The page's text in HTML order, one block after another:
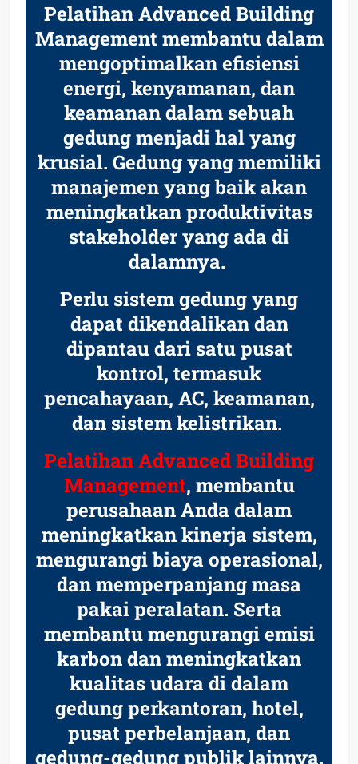
Pelatihan Advanced Building
Management membantu dalam
mengoptimalkan efisiensi
energi, kenyamanan, dan
keamanan dalam sebuah
gedung menjadi hal yang
krusial. Gedung yang memiliki
manajemen yang baik akan
meningkatkan produktivitas
stakeholder yang ada di
dalamnya.
Perlu sistem gedung yang
dapat dikendalikan dan
dipantau dari satu pusat
kontrol, termasuk
pencahayaan, AC, keamanan,
dan sistem kelistrikan.
Pelatihan Advanced Building
Management, membantu
perusahaan Anda dalam
meningkatkan kinerja sistem,
mengurangi biaya operasional,
dan memperpanjang masa
pakai peralatan. Serta
membantu mengurangi emisi
karbon dan meningkatkan
kualitas udara di dalam
gedung perkantoran, hotel,
pusat perbelanjaan, dan
gedung-gedung publik lainnya.